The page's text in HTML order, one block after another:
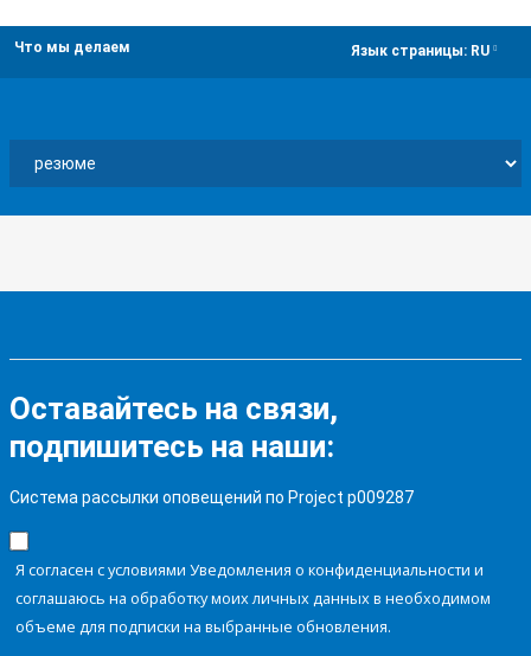
Что мы делаем Язык страницы: RU
Оставайтесь на связи,
подпишитесь на наши:
Система рассылки оповещений по Project p009287
Я согласен с условиями Уведомления о конфиденциальности и
соглашаюсь на обработку моих личных данных в необходимом
объеме для подписки на выбранные обновления.